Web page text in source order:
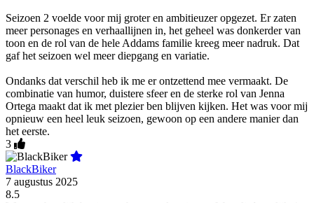
Seizoen 2 voelde voor mij groter en ambitieuzer opgezet. Er zaten
meer personages en verhaallijnen in, het geheel was donkerder van
toon en de rol van de hele Addams familie kreeg meer nadruk. Dat
gaf het seizoen wel meer diepgang en variatie.
Ondanks dat verschil heb ik me er ontzettend mee vermaakt. De
combinatie van humor, duistere sfeer en de sterke rol van Jenna
Ortega maakt dat ik met plezier ben blijven kijken. Het was voor mij
opnieuw een heel leuk seizoen, gewoon op een andere manier dan
het eerste.
3
BlackBiker
7 augustus 2025
8.5